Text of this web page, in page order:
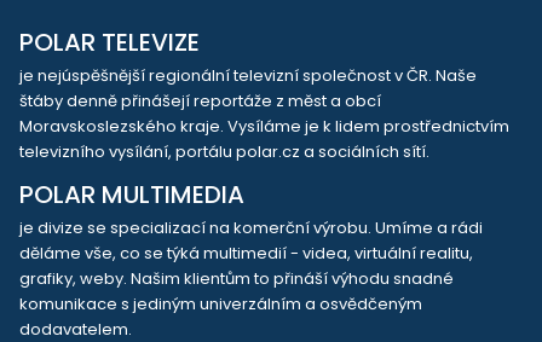
POLAR TELEVIZE
je nejúspěšnější regionální televizní společnost v ČR. Naše
štáby denně přinášejí reportáže z měst a obcí
Moravskoslezského kraje. Vysíláme je k lidem prostřednictvím
televizního vysílání, portálu polar.cz a sociálních sítí.
POLAR MULTIMEDIA
je divize se specializací na komerční výrobu. Umíme a rádi
děláme vše, co se týká multimedií - videa, virtuální realitu,
grafiky, weby. Našim klientům to přináší výhodu snadné
komunikace s jediným univerzálním a osvědčeným
dodavatelem.